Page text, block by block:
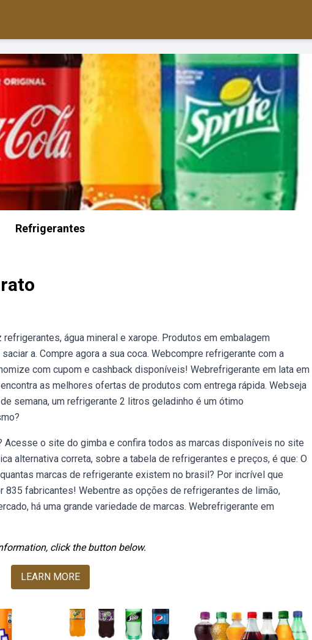
Refrigerantes
água mineral e xarope. Produtos em embalagem
a. Compre agora a sua coca. Webcompre refrigerante com a
com cupom e cashback disponíveis! Webrefrigerante em lata em
as melhores ofertas de produtos com entrega rápida. Webseja
semana, um refrigerante 2 litros geladinho é um ótimo
Acesse o site do gimba e confira todos as marcas disponíveis no site
alternativa correta, sobre a tabela de refrigerantes e preços, é que: O
marcas de refrigerante existem no brasil? Por incrível que
835 fabricantes! Webentre as opções de refrigerantes de limão,
há uma grande variedade de marcas. Webrefrigerante em
click the button below.
LEARN MORE